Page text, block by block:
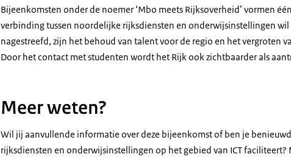
Bijeenkomsten onder de noemer ‘Mbo meets Rijksoverheid’ vormen
verbinding tussen noordelijke rijksdiensten en onderwijsinstellingen
nagestreefd, zijn het behoud van talent voor de regio en het vergroten
Door het contact met studenten wordt het Rijk ook zichtbaarder als
Meer weten?
Wil jij aanvullende informatie over deze bijeenkomst of ben je
rijksdiensten en onderwijsinstellingen op het gebied van ICT faciliteert?